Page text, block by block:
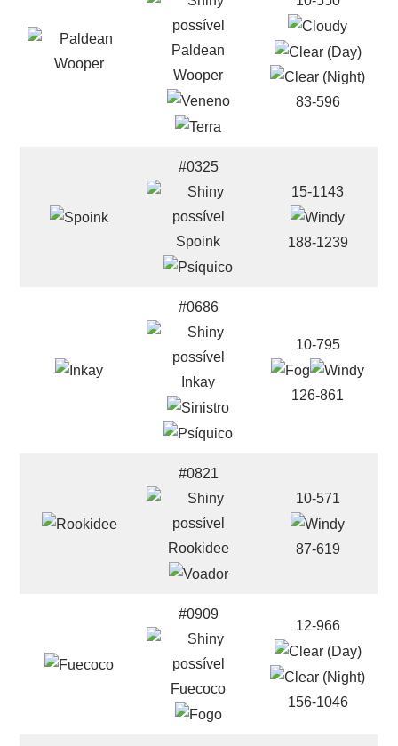
Paldean
Wooper
83-596
#0325
Spoink
15-1143
188-1239
#0686
Inkay
10-795
126-861
#0821
Rookidee
10-571
87-619
#0909
Fuecoco
12-966
156-1046